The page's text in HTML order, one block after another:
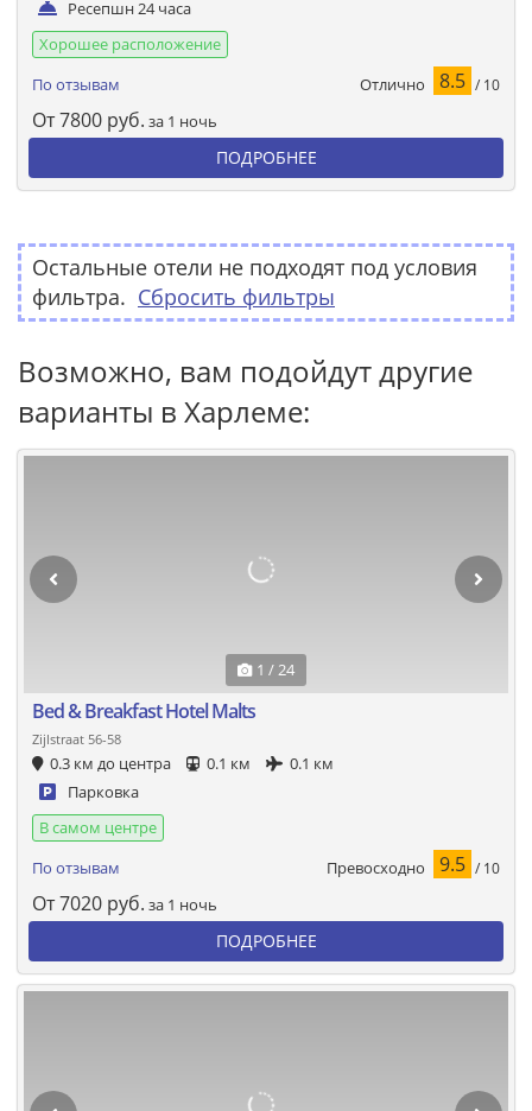
Ресепшн 24 часа
Хорошее расположение
По отзывам
Отлично 8.5 / 10
От7800 руб. за 1 ночь
ПОДРОБНЕЕ
Остальные отели не подходят под условия
фильтра. Сбросить фильтры
Возможно, вам подойдут другие
варианты в Харлеме:
1 / 24
Bed & Breakfast Hotel Malts
Zijlstraat 56-58
0.3 км до центра 0.1 км
0.1 км
Парковка
В самом центре
По отзывам
Превосходно 9.5 / 10
От7020 руб. за 1 ночь
ПОДРОБНЕЕ